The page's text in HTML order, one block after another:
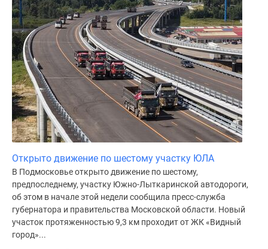
Открыто движение по шестому участку ЮЛА
В Подмосковье открыто движение по шестому,
предпоследнему, участку Южно-Лыткаринской автодороги,
об этом в начале этой недели сообщила пресс-служба
губернатора и правительства Московской области. Новый
участок протяженностью 9,3 км проходит от ЖК «Видный
город»...